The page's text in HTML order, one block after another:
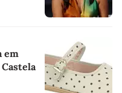
em